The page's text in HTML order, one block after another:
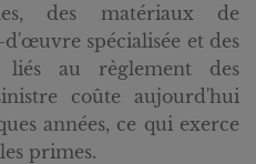
des matériaux de
spécialisée et des
liés au règlement des
coûte aujourd'hui
années, ce qui exerce
primes.